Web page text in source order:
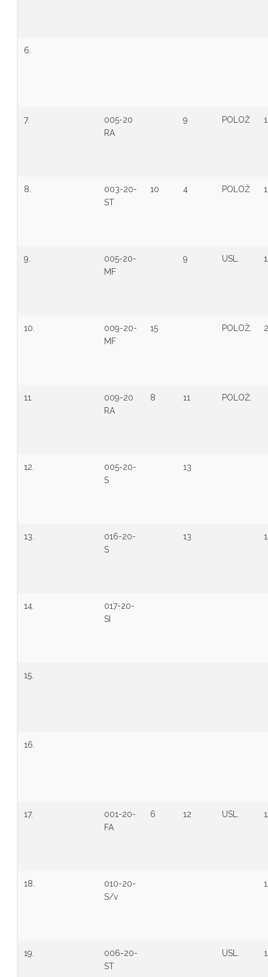
6.
7.
005-20
RA
9 POLOŽ
8.
003-20-
ST
10 4 POLOŽ
9.
005-20-
MF
9 USL.
10.
009-20-
MF
15 POLOŽ.
11.
009-20
RA
8 11 POLOŽ.
12.
005-20-
S
13
13.
016-20-
S
13
14.
017-20-
SI
15.
16.
17.
001-20-
FA
6 12 USL.
18.
010-20-
S/v
19.
006-20-
ST
USL.